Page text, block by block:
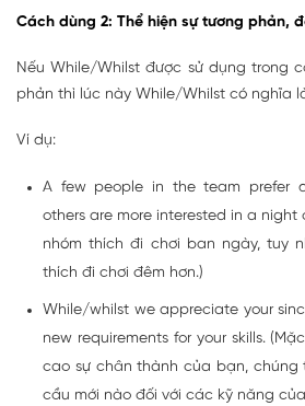
Cách dùng 2: Thể hiện sự tương phản,
Nếu While/Whilst được sử dụng trong
phản thì lúc này While/Whilst có nghĩa
Ví dụ:
A few people in the team prefer
others are more interested in a night
nhóm thích đi chơi ban ngày, tuy
thích đi chơi đêm hơn.)
While/whilst we appreciate your
new requirements for your skills.
cao sự chân thành của bạn, chúng
cầu mới nào đối với các kỹ năng